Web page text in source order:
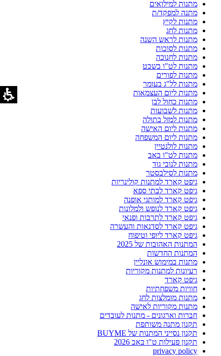
מתנות למילואים
מתנה למפקד/ת
מתנות לקיץ
מתנות לחג
מתנות לראש השנה
מתנות לסוכות
מתנות לחנוכה
מתנות לט"ו בשבט
מתנות לפורים
מתנות לל"ג בעומר
מתנות ליום העצמאות
מתנות כחול לבן
מתנות לשבועות
מתנות למזל בתולה
מתנות ליום האישה
מתנות ליום המשפחה
מתנות לולנטיין
מתנות לט"ו באב
מתנות לנובי גוד
מתנות לסילבסטר
גיפט קארד למתנות קולינריות
גיפט קארד לבתי ספא
גיפט קארד למותגי אופנה
גיפט קארד לנופש ולמלונות
גיפט קארד לתרבות ופנאי
גיפט קארד לסדנאות והעשרה
גיפט קארד ליופי וטיפוח
המתנות האהובות של 2025
המתנות החדשות
מתנות במימוש אונליין
רעיונות למתנות מקוריות
גיפט קארד
חוויות משפחתיות
מתנות מומלצות לחג
מתנות מקוריות לאישה
חברות וארגונים - מתנות לעובדים
תקנון מתנה משותפת
תקנון נסייני המתנות של BUYME
תקנון פעילות ט"ו באב 2026
privacy policy